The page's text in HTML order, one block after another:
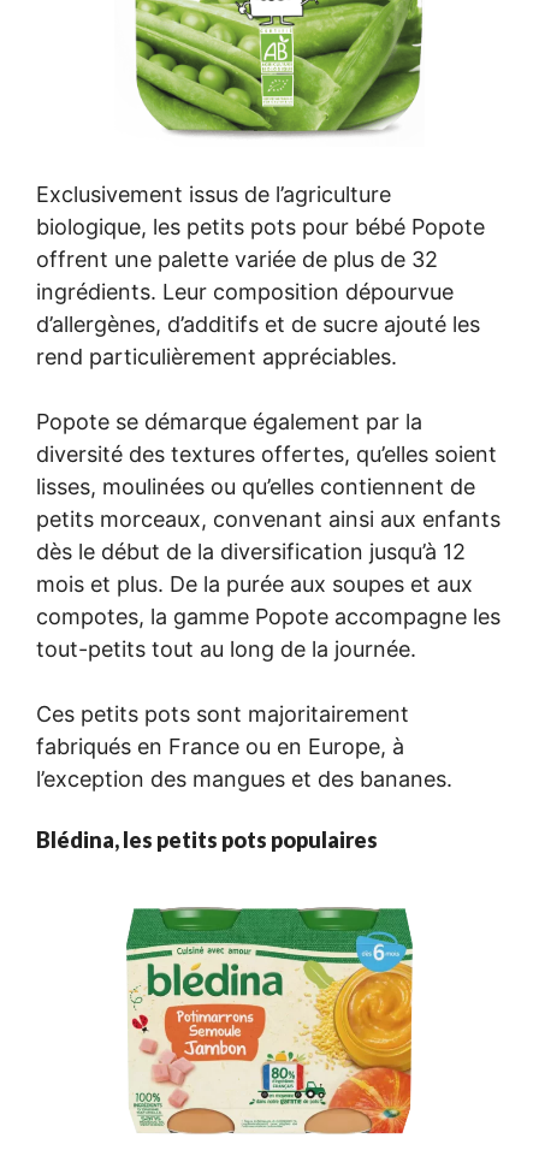
Exclusivement issus de l’agriculture
biologique, les petits pots pour bébé Popote
offrent une palette variée de plus de 32
ingrédients. Leur composition dépourvue
d’allergènes, d’additifs et de sucre ajouté les
rend particulièrement appréciables.
Popote se démarque également par la
diversité des textures offertes, qu’elles soient
lisses, moulinées ou qu’elles contiennent de
petits morceaux, convenant ainsi aux enfants
dès le début de la diversification jusqu’à 12
mois et plus. De la purée aux soupes et aux
compotes, la gamme Popote accompagne les
tout-petits tout au long de la journée.
Ces petits pots sont majoritairement
fabriqués en France ou en Europe, à
l’exception des mangues et des bananes.
Blédina, les petits pots populaires